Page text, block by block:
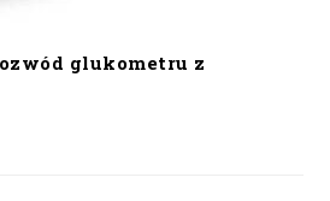
glukometru z